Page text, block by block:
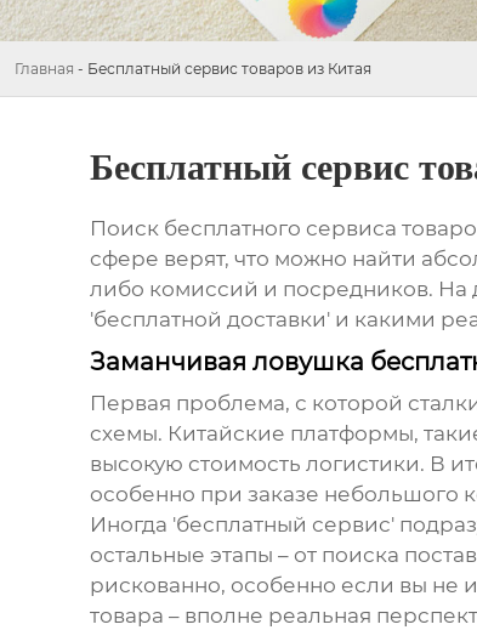
Главная - Бесплатный сервис товаров из Китая
Бесплатный сервис
Поиск бесплатного сервиса
сфере верят, что можно найти
либо комиссий и посредников. На
'бесплатной доставки' и какими
Заманчивая ловушка
Первая проблема, с которой
схемы. Китайские платформы,
высокую стоимость логистики. В
особенно при заказе небольшого
Иногда 'бесплатный сервис'
остальные этапы – от поиска
рискованно, особенно если вы не
товара – вполне реальная